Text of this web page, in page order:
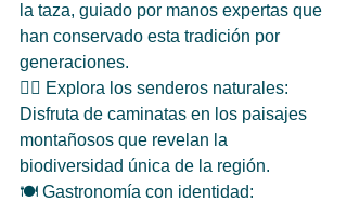
la taza, guiado por manos expertas que
han conservado esta tradición por
generaciones.
🚶‍♂️ Explora los senderos naturales:
Disfruta de caminatas en los paisajes
montañosos que revelan la
biodiversidad única de la región.
🍽️ Gastronomía con identidad: